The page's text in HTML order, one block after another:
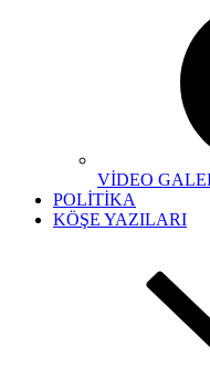
VİDEO
POLİTİKA
KÖŞE YAZILARI